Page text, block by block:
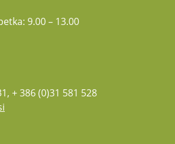
9.00 – 13.00
+ 386 (0)31 581 528